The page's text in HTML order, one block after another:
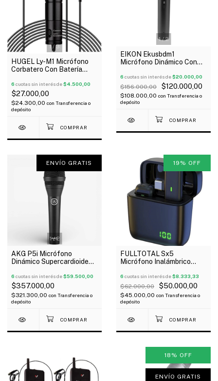
1/3
HUGEL Ly-M1 Micrófono
Corbatero Con Batería
6 cuotas sin interés de$4.500,00
$27.000,00
$24.300,00 con Transferencia o
depósito
1/2
EIKON Ekusbdm1
Micrófono Dinámico Con
Plug And Play Oferta!
6 cuotas sin interés de$20.000,00
$156.000,00 $120.000,00
$108.000,00 con Transferencia o
depósito
1/2
ENVÍO GRATIS
AKG P5i Micrófono
Dinámico Supercardioide
6 cuotas sin interés de$59.500,00
$357.000,00
$321.300,00 con Transferencia o
depósito
19 % OFF
FULLTOTAL Sx5
Micrófono Inalámbrico
Recargable Estuche
Oferta!
6 cuotas sin interés de$8.333,33
$62.000,00 $50.000,00
$45.000,00 con Transferencia o
depósito
18 % OFF
ENVÍO GRATIS